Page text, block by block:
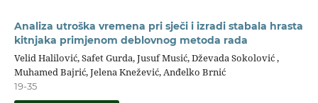
Analiza utroška vremena pri sječi i izradi stabala hrasta
kitnjaka primjenom deblovnog metoda rada
Velid Halilović, Safet Gurda, Jusuf Musić, Dževada Sokolović ,
Muhamed Bajrić, Jelena Knežević, Anđelko Brnić
19-35